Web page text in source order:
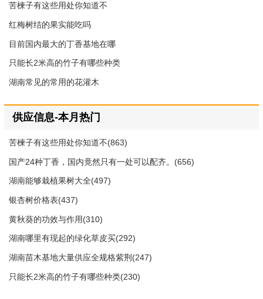
苦楝子有这些用处你知道不
红梅树结的果实能吃吗
目前国内最大的丁香基地在哪
只能长2米高的竹子有哪些种类
湖南常见的常用的花灌木
供应信息-本月热门
苦楝子有这些用处你知道不(863)
国产24种丁香，国内竟然只有一处可以配齐。(656)
湖南能够栽植果树大全(497)
银杏树价格表(437)
黄秋葵的功效与作用(310)
湖南哪里有现起的绿化草皮买(292)
湖南苗木基地大量供应全规格紫荆(247)
只能长2米高的竹子有哪些种类(230)